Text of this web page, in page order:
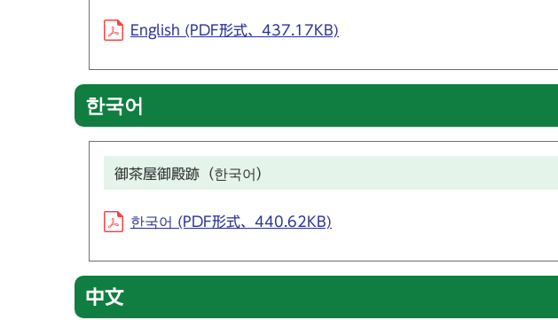
English (PDF形式、437.17KB)
한국어
御茶屋御殿跡（한국어）
한국어 (PDF形式、440.62KB)
中文